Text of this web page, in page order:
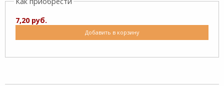
7,20 руб.
Добавить в корзину